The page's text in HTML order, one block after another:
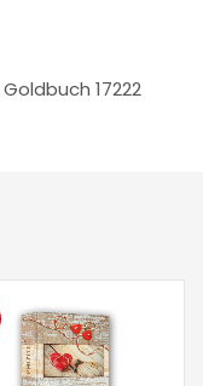
17222